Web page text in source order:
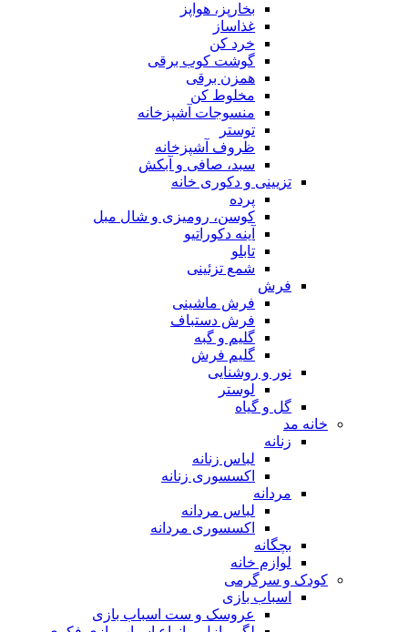
بخارپز، هواپز
غذاساز
خرد کن
گوشت کوب برقی
همزن برقی
مخلوط کن
منسوجات آشپزخانه
توستر
ظروف آشپزخانه
سبد، صافی و آبکش
تزیینی و دکوری خانه
پرده
کوسن، رومیزی و شال مبل
آینه دکوراتیو
تابلو
شمع تزئینی
فرش
فرش ماشینی
فرش دستباف
گلیم و گبه
گلیم فرش
نور و روشنایی
لوستر
گل و گیاه
خانه مد
زنانه
لباس زنانه
اکسسوری زنانه
مردانه
لباس مردانه
اکسسوری مردانه
بچگانه
لوازم خانه
کودک و سرگرمی
اسباب بازی
عروسک و ست اسباب بازی